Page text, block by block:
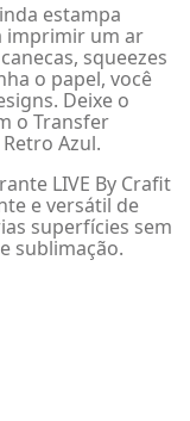
estampa
imprimir um ar
squeezes
o papel, você
Deixe o
o Transfer
Azul.
LIVE By Crafit
e versátil de
superfícies sem
sublimação.